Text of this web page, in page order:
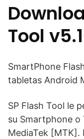
Tool
SmartPhone
tabletas Android
SP Flash Tool le
su Smartphone
MediaTek [MTK].